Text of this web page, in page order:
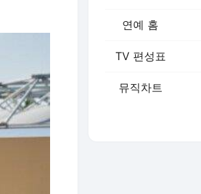
연예 홈
TV 편성표
뮤직차트